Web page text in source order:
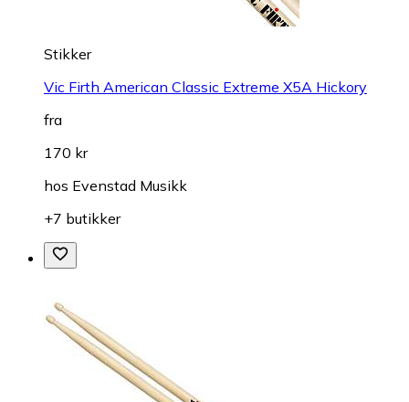
Stikker
Vic Firth American Classic Extreme X5A Hickory
fra
170 kr
hos Evenstad Musikk
+7 butikker